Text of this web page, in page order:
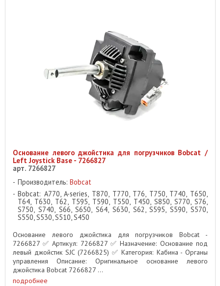
Основание левого джойстика для погрузчиков Bobcat /
Left Joystick Base - 7266827
арт. 7266827
Производитель: Bobcat
Bobcat: A770, A-series, T870, T770, T76, T750, T740, T650,
T64, T630, T62, T595, T590, T550, T450, S850, S770, S76,
S750, S740, S66, S650, S64, S630, S62, S595, S590, S570,
S550, S530, S510, S450
Основание левого джойстика для погрузчиков Bobcat -
7266827 ✅ Артикул: 7266827 ✅ Назначение: Основание под
левый джойстик SJC (7266825) ✅ Категория: Кабина - Органы
управления Описание: Оригинальное основание левого
джойстика Bobcat 7266827 ...
подробнее